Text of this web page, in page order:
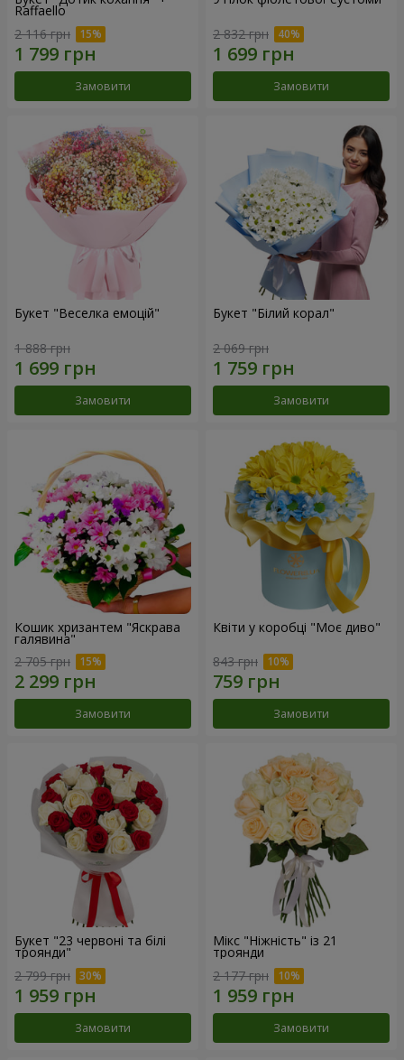
Raffaello
2 116 грн
Замовити
2 832 грн
Замовити
Букет "Веселка емоцій"
1 888 грн
Замовити
Букет "Білий корал"
2 069 грн
Замовити
Кошик хризантем "Яскрава
галявина"
2 705 грн
Замовити
Квіти у коробці "Моє диво"
843 грн
Замовити
Букет "23 червоні та білі
троянди"
2 799 грн
Замовити
Мікс "Ніжність" із 21
троянди
2 177 грн
Замовити